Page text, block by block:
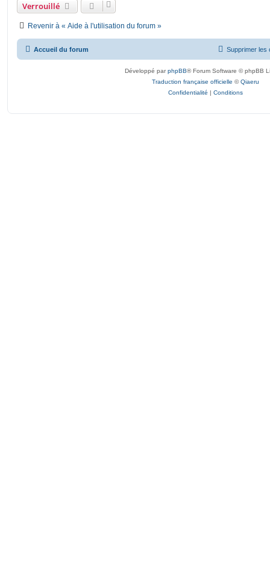
Verrouillé
Revenir à « Aide à l'utilisation du forum »
Accueil du forum Supprimer les
Développé parphpBB® Forum Software © phpBB
Traduction française officielle ©Qiaeru
Confidentialité | Conditions